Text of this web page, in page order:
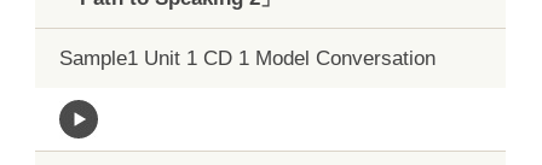
Sample1 Unit 1 CD 1 Model Conversation